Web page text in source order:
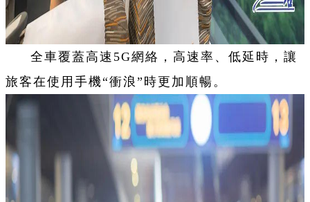
全車覆蓋高速5G網絡，高速率、低延時，讓
旅客在使用手機“衝浪”時更加順暢。